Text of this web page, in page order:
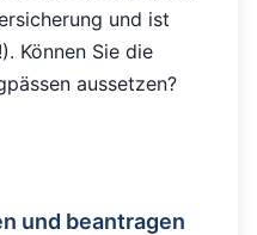
und ist
Können Sie die
aussetzen?
und beantragen